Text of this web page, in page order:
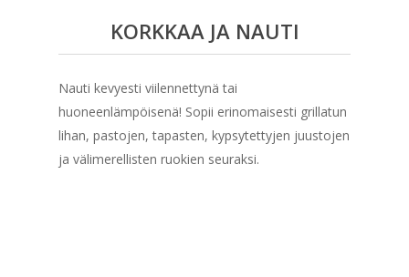
KORKKAA JA NAUTI
Nauti kevyesti viilennettynä tai
huoneenlämpöisenä! Sopii erinomaisesti grillatun
lihan, pastojen, tapasten, kypsytettyjen juustojen
ja välimerellisten ruokien seuraksi.